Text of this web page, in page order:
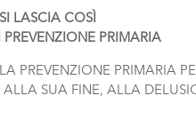
LASCIA COSÌ
PREVENZIONE PRIMARIA
PREVENZIONE PRIMARIA
SUA FINE, ALLA